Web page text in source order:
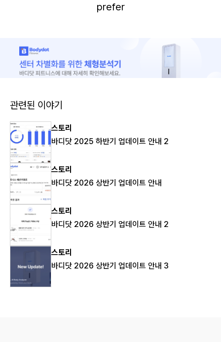
prefer
관련된 이야기
스토리
바디닷 2025 하반기 업데이트 안내 2
스토리
바디닷 2026 상반기 업데이트 안내
스토리
바디닷 2026 상반기 업데이트 안내 2
스토리
바디닷 2026 상반기 업데이트 안내 3